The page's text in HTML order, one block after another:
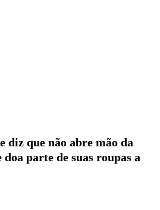
diz que não abre mão da
parte de suas roupas a